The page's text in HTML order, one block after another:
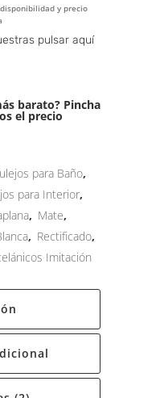
y precio
pulsar aquí
barato? Pincha
el precio
para Baño,
para Interior,
, Mate,
, Rectificado,
Imitación